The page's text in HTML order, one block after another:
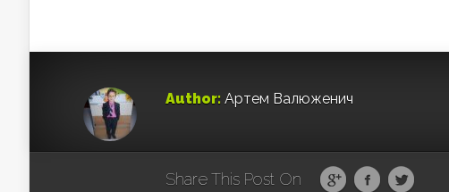
Author: Артем Валюженич
Share This Post On